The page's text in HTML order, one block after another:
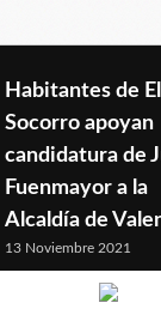
Habitantes de El
Socorro apoyan
candidatura de
Fuenmayor a la
Alcaldía de
13 Noviembre 2021